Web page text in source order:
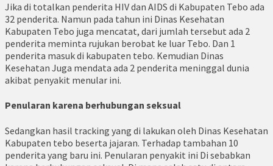
Jika di totalkan penderita HIV dan AIDS di Kabupaten Tebo ada
32 penderita. Namun pada tahun ini Dinas Kesehatan
Kabupaten Tebo juga mencatat, dari jumlah tersebut ada 2
penderita meminta rujukan berobat ke luar Tebo. Dan 1
penderita masuk di kabupaten tebo. Kemudian Dinas
Kesehatan Juga mendata ada 2 penderita meninggal dunia
akibat penyakit menular ini.
Penularan karena berhubungan seksual
Sedangkan hasil tracking yang di lakukan oleh Dinas Kesehatan
Kabupaten tebo beserta jajaran. Terhadap tambahan 10
penderita yang baru ini. Penularan penyakit ini Di sebabkan